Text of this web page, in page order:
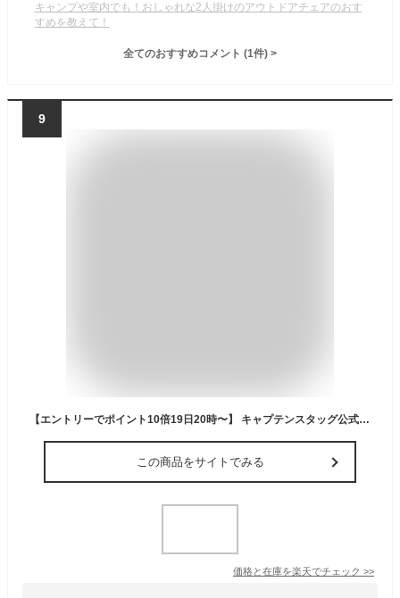
キャンプや室内でも！おしゃれな2人掛けのアウトドアチェアのおす
すめを教えて！
全てのおすすめコメント (1件) >
9
【エントリーでポイント10倍19日20時〜】 キャプテンスタッグ公式 折りたたみ 二人用 アウトドアチェア チェア ベンチ 椅子 ドリンクホルダー付 収納袋付 グラシア ブラック UC-1877 チェアテーブルレジャーシート キャンプ レジャー 持ち運び クッション
この商品をサイトでみる
価格と在庫を楽天でチェック >>